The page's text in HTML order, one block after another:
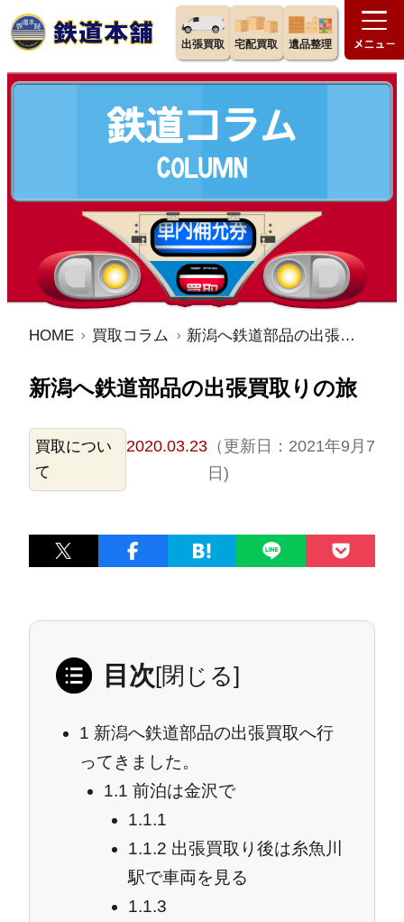
出張買取 宅配買取 遺品整理
HOME 買取コラム 新潟へ鉄道部品の出張買取りの旅
新潟へ鉄道部品の出張買取りの旅
買取につい
て
2020.03.23（更新日：2021年9月7
日)
目次[閉じる]
1 新潟へ鉄道部品の出張買取へ行
ってきました。
1.1 前泊は金沢で
1.1.1
1.1.2 出張買取り後は糸魚川
駅で車両を見る
1.1.3